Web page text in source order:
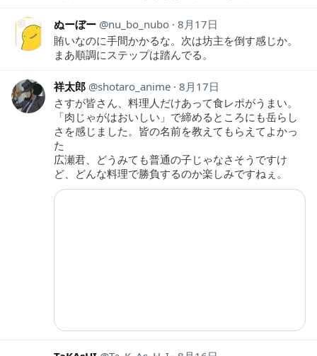
ぬーぼー nu_bo_nubo 8月17日
賄いなのに手間かかるな。次は坊主を倒す感じか。
まあ順調にステップは踏んでる。
祥太郎 shotaro_anime 8月17日
さすが皆さん、料理人だけあって食レポがうまい。
「肉じゃがはおいしい」で締めるところにも岳らし
さを感じました。皆の名前を教えてもらえてよかっ
た
広瀬君、どうみても普通の子じゃなさそうですけ
ど、どんな料理で勝負するのか楽しみですねぇ。